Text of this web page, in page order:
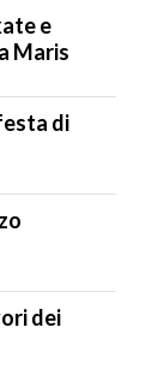
e
Maris
di
dei